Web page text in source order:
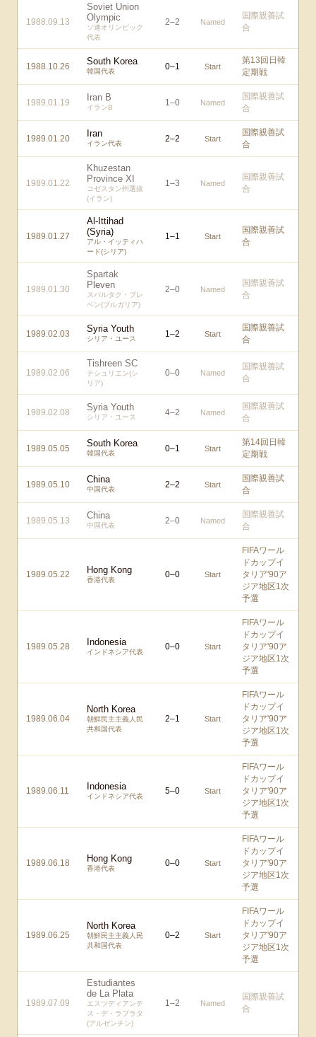
1988.09.13
Soviet Union
Olympic
ソ連オリンピック
代表
2–2 Named
国際親善試
合
1988.10.26 South Korea
韓国代表 0–1 Start
第13回日韓
定期戦
1989.01.19 Iran B
イランB 1–0 Named
国際親善試
合
1989.01.20 Iran
イラン代表 2–2 Start
国際親善試
合
1989.01.22
Khuzestan
Province XI
コゼスタン州選抜
(イラン)
1–3 Named
国際親善試
合
1989.01.27
Al-Ittihad
(Syria)
アル・イッティハ
ード(シリア)
1–1 Start
国際親善試
合
1989.01.30
Spartak
Pleven
スパルタク・プレ
ベン(ブルガリア)
2–0 Named
国際親善試
合
1989.02.03 Syria Youth
シリア・ユース 1–2 Start
国際親善試
合
1989.02.06
Tishreen SC
テシュリエン(シ
リア)
0–0 Named
国際親善試
合
1989.02.08 Syria Youth
シリア・ユース 4–2 Named
国際親善試
合
1989.05.05 South Korea
韓国代表 0–1 Start
第14回日韓
定期戦
1989.05.10 China
中国代表 2–2 Start
国際親善試
合
1989.05.13 China
中国代表 2–0 Named
国際親善試
合
1989.05.22 Hong Kong
香港代表
0–0 Start
FIFAワール
ドカップイ
タリア'90ア
ジア地区1次
予選
1989.05.28 Indonesia
インドネシア代表
0–0 Start
FIFAワール
ドカップイ
タリア'90ア
ジア地区1次
予選
1989.06.04
North Korea
朝鮮民主主義人民
共和国代表
2–1 Start
FIFAワール
ドカップイ
タリア'90ア
ジア地区1次
予選
1989.06.11 Indonesia
インドネシア代表
5–0 Start
FIFAワール
ドカップイ
タリア'90ア
ジア地区1次
予選
1989.06.18 Hong Kong
香港代表
0–0 Start
FIFAワール
ドカップイ
タリア'90ア
ジア地区1次
予選
1989.06.25
North Korea
朝鮮民主主義人民
共和国代表
0–2 Start
FIFAワール
ドカップイ
タリア'90ア
ジア地区1次
予選
1989.07.09
Estudiantes
de La Plata
エスツディアンテ
ス・デ・ラプラタ
(アルゼンチン)
1–2 Named
国際親善試
合